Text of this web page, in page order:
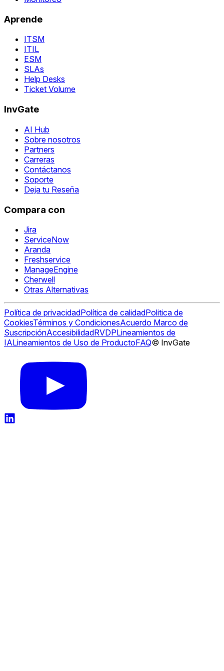
Aprende
ITSM
ITIL
ESM
SLAs
Help Desks
Ticket Volume
InvGate
AI Hub
Sobre nosotros
Partners
Carreras
Contáctanos
Soporte
Deja tu Reseña
Compara con
Jira
ServiceNow
Aranda
Freshservice
ManageEngine
Cherwell
Otras Alternativas
Política de privacidadPolítica de calidadPolitica de
CookiesTérminos y CondicionesAcuerdo Marco de
SuscripciónAccesibilidadRVDPLineamientos de
IALineamientos de Uso de ProductoFAQ© InvGate